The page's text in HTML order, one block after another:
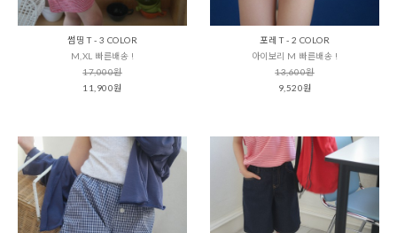
썸띵 T - 3 COLOR
M,XL 빠른배송 !
17,000원
11,900원
포레 T - 2 COLOR
아이보리 M 빠른배송 !
13,600원
9,520원